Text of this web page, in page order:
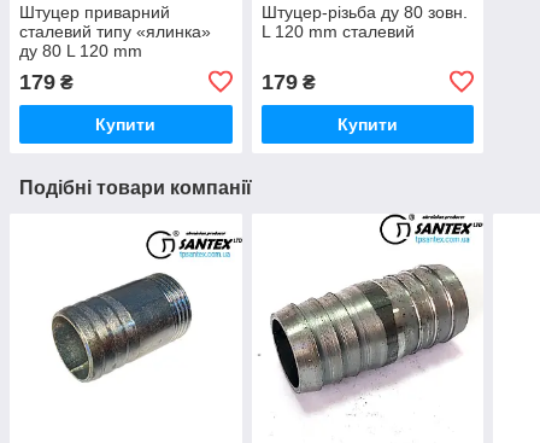
Штуцер приварний
сталевий типу «ялинка»
ду 80 L 120 mm
179 ₴
Купити
Штуцер-різьба ду 80 зовн.
L 120 mm сталевий
179₴
Купити
Подібні товари компанії